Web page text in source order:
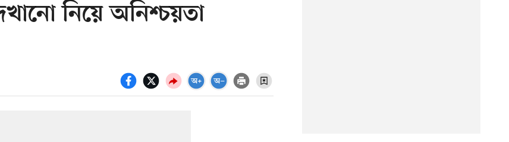
নিয়ে অনিশ্চয়তা